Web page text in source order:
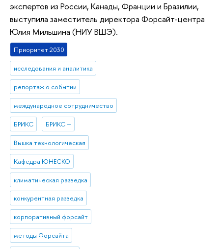
экспертов из России, Канады, Франции и Бразилии,
выступила заместитель директора Форсайт-центра
Юлия Мильшина (НИУ ВШЭ).
Приоритет 2030
исследования и аналитика
репортаж о событии
международное сотрудничество
БРИКС БРИКС +
Вышка технологическая
Кафедра ЮНЕСКО
климатическая разведка
конкурентная разведка
корпоративный форсайт
методы Форсайта